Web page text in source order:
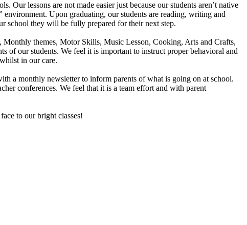
lessons are not made easier just because our students aren’t native
Upon graduating, our students are reading, writing and
school they will be fully prepared for their next step.
themes, Motor Skills, Music Lesson, Cooking, Arts and Crafts,
of our students. We feel it is important to instruct proper behavioral and
in our care.
a monthly newsletter to inform parents of what is going on at school.
conferences. We feel that it is a team effort and with parent
to our bright classes!